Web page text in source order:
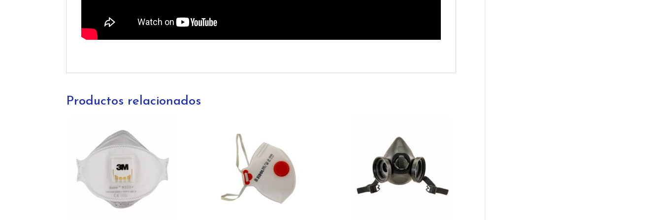
Productos relacionados